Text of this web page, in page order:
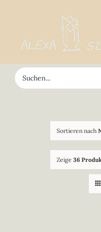
springen
Suche
nach:
Sortieren nach
Zeige 36